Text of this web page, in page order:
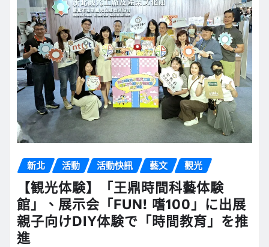
新北 活動 活動快訊 藝文 觀光
【観光体験】「王鼎時間科藝体験
館」、展示会「FUN! 嗜100」に出展
親子向けDIY体験で「時間教育」を推
進